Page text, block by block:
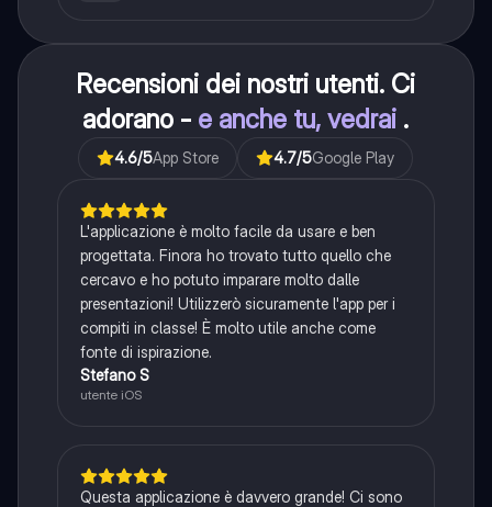
Recensioni dei nostri utenti. Ci
adorano - e anche tu, vedrai .
4.6/5App Store 4.7/5Google Play
L'applicazione è molto facile da usare e ben
progettata. Finora ho trovato tutto quello che
cercavo e ho potuto imparare molto dalle
presentazioni! Utilizzerò sicuramente l'app per i
compiti in classe! È molto utile anche come
fonte di ispirazione.
Stefano S
utente iOS
Questa applicazione è davvero grande! Ci sono